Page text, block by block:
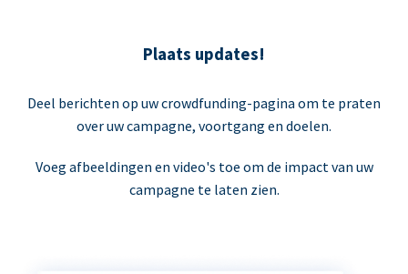
Plaats updates!
Deel berichten op uw crowdfunding-pagina om te praten
over uw campagne, voortgang en doelen.
Voeg afbeeldingen en video's toe om de impact van uw
campagne te laten zien.